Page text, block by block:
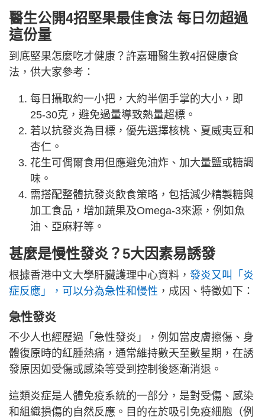
醫生公開4招堅果最佳食法 每日勿超過
這份量
到底堅果怎麼吃才健康？許嘉珊醫生教4招健康食
法，供大家參考：
每日攝取約一小把，大約半個手掌的大小，即
25-30克，避免過量導致熱量超標。
若以抗發炎為目標，優先選擇核桃、夏威夷豆和
杏仁。
花生可偶爾食用但應避免油炸、加大量鹽或糖調
味。
需搭配整體抗發炎飲食策略，包括減少精製糖與
加工食品，增加蔬果及Omega-3來源，例如魚
油、亞麻籽等。
甚麼是慢性發炎？5大因素易誘發
根據香港中文大學肝臟護理中心資料， 發炎又叫「炎
症反應」，可以分為急性和慢性 ，成因、特徵如下：
急性發炎
不少人也經歷過「急性發炎」，例如當皮膚擦傷、身
體復原時的紅腫熱痛，通常維持數天至數星期，在誘
發原因如受傷或感染等受到控制後逐漸消退。
這類炎症是人體免疫系統的一部分，是對受傷、感染
和組織損傷的自然反應。目的在於吸引免疫細胞（例